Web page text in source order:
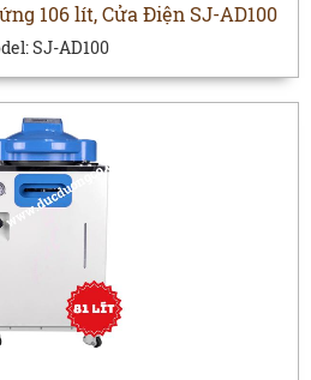
106 lít, Cửa Điện SJ-AD100
SJ-AD100